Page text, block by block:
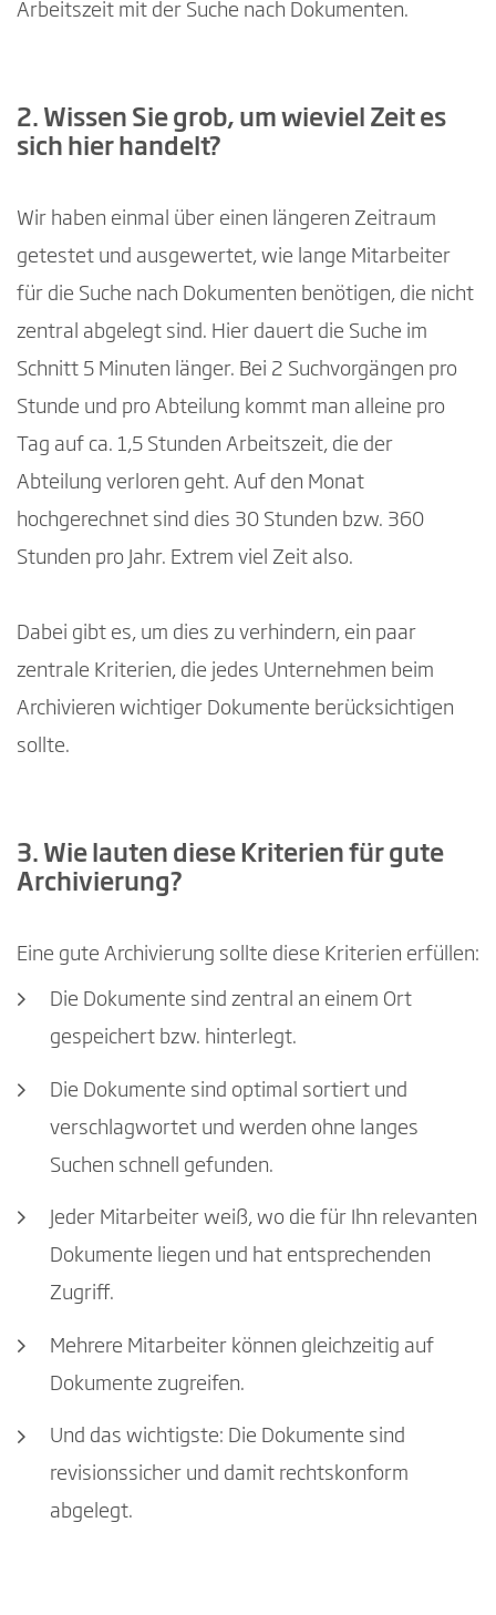
Arbeitszeit mit der Suche nach Dokumenten.
2. Wissen Sie grob, um wieviel Zeit es
sich hier handelt?
Wir haben einmal über einen längeren Zeitraum
getestet und ausgewertet, wie lange Mitarbeiter
für die Suche nach Dokumenten benötigen, die nicht
zentral abgelegt sind. Hier dauert die Suche im
Schnitt 5 Minuten länger. Bei 2 Suchvorgängen pro
Stunde und pro Abteilung kommt man alleine pro
Tag auf ca. 1,5 Stunden Arbeitszeit, die der
Abteilung verloren geht. Auf den Monat
hochgerechnet sind dies 30 Stunden bzw. 360
Stunden pro Jahr. Extrem viel Zeit also.
Dabei gibt es, um dies zu verhindern, ein paar
zentrale Kriterien, die jedes Unternehmen beim
Archivieren wichtiger Dokumente berücksichtigen
sollte.
3. Wie lauten diese Kriterien für gute
Archivierung?
Eine gute Archivierung sollte diese Kriterien erfüllen:
Die Dokumente sind zentral an einem Ort
gespeichert bzw. hinterlegt.
Die Dokumente sind optimal sortiert und
verschlagwortet und werden ohne langes
Suchen schnell gefunden.
Jeder Mitarbeiter weiß, wo die für Ihn relevanten
Dokumente liegen und hat entsprechenden
Zugriff.
Mehrere Mitarbeiter können gleichzeitig auf
Dokumente zugreifen.
Und das wichtigste: Die Dokumente sind
revisionssicher und damit rechtskonform
abgelegt.